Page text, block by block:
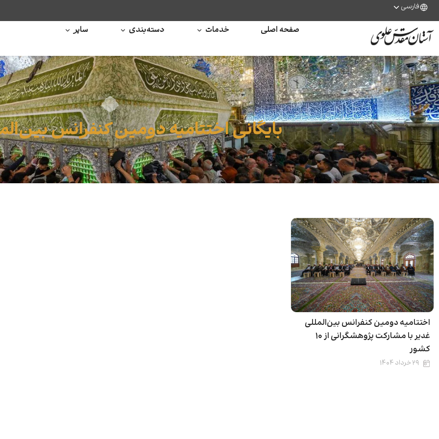
فارسی
صفحه اصلی خدمات دسته‌بندی سایر
بایگانی اختتامیه دومین کنفرانس
اختتامیه دومین کنفرانس بین‌المللی
غدیر با مشارکت پژوهشگرانی از ۱۰
کشور
۲۹ خرداد ۱۴۰۴